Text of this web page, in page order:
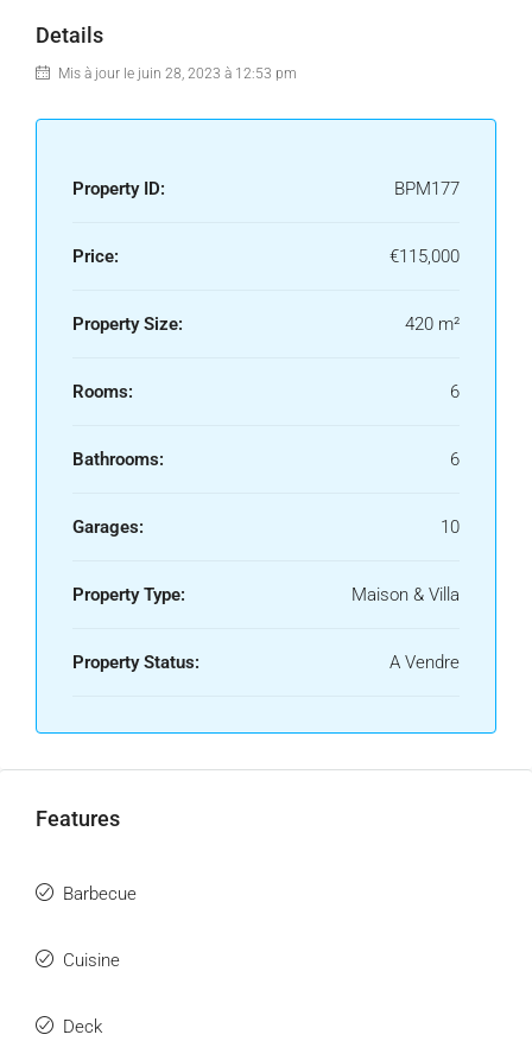
Details
Mis à jour le juin 28, 2023 à 12:53 pm
Property ID: BPM177
Price: €115,000
Property Size: 420 m²
Rooms: 6
Bathrooms: 6
Garages: 10
Property Type: Maison & Villa
Property Status: A Vendre
Features
Barbecue
Cuisine
Deck